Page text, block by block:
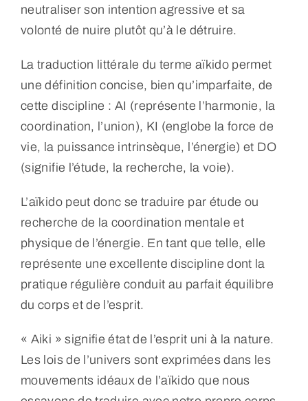
neutraliser son intention agressive et sa
volonté de nuire plutôt qu’à le détruire.
La traduction littérale du terme aïkido permet
une définition concise, bien qu’imparfaite, de
cette discipline : AI (représente l’harmonie, la
coordination, l’union), KI (englobe la force de
vie, la puissance intrinsèque, l’énergie) et DO
(signifie l’étude, la recherche, la voie).
L’aïkido peut donc se traduire par étude ou
recherche de la coordination mentale et
physique de l’énergie. En tant que telle, elle
représente une excellente discipline dont la
pratique régulière conduit au parfait équilibre
du corps et de l’esprit.
« Aiki » signifie état de l’esprit uni à la nature.
Les lois de l’univers sont exprimées dans les
mouvements idéaux de l’aïkido que nous